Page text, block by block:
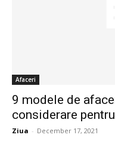
Afaceri
9 modele de
considerare
Ziua - December 17, 2021